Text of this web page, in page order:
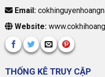
Email:
Website:
THỐNG KÊ TRUY CẬP